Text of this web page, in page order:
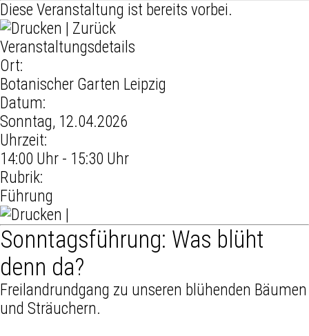
Diese Veranstaltung ist bereits vorbei.
Zurück
Veranstaltungsdetails
Ort:
Botanischer Garten Leipzig
Datum:
Sonntag, 12.04.2026
Uhrzeit:
14:00 Uhr - 15:30 Uhr
Rubrik:
Führung
Sonntagsführung: Was blüht
denn da?
Freilandrundgang zu unseren blühenden Bäumen
und Sträuchern.